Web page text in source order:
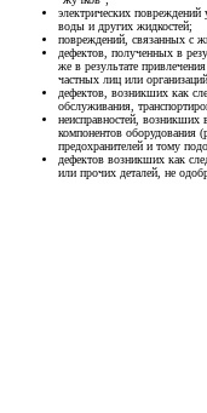
электрических
воды и других жидкостей;
повреждений, связанных с
дефектов, полученных в
же в результате
частных лиц или
дефектов, возникших как
обслуживания,
неисправностей, возникших
компонентов оборудования
предохранителей и тому
дефектов возникших как
или прочих деталей, не